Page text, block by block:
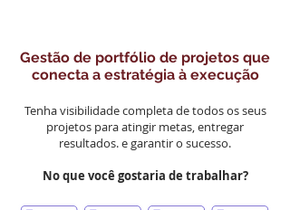
Gestão de portfólio de projetos que
conecta a estratégia à execução
Tenha visibilidade completa de todos os seus
projetos para atingir metas, entregar
resultados. e garantir o sucesso.
No que você gostaria de trabalhar?